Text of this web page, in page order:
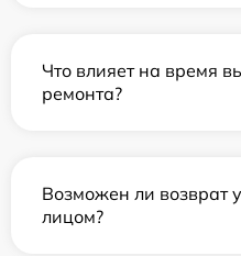
Что влияет на время
ремонта?
Возможен ли возврат
лицом?